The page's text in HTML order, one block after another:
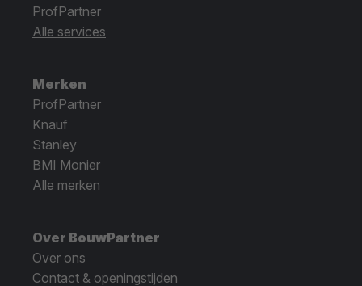
ProfPartner
Alle services
Merken
ProfPartner
Knauf
Stanley
BMI Monier
Alle merken
Over BouwPartner
Over ons
Contact & openingstijden